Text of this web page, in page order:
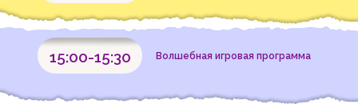
Волшебная игровая программа
15:00-15:30